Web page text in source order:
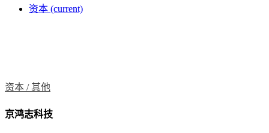
资本 (current)
资本 /其他
京鸿志科技